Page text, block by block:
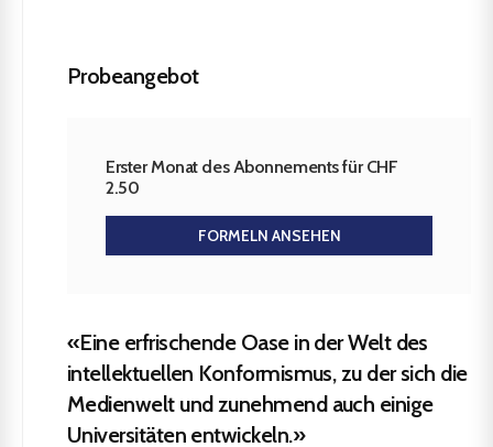
Probeangebot
Erster Monat des Abonnements für CHF
2.50
FORMELN ANSEHEN
«Eine erfrischende Oase in der Welt des
intellektuellen Konformismus, zu der sich die
Medienwelt und zunehmend auch einige
Universitäten entwickeln.»